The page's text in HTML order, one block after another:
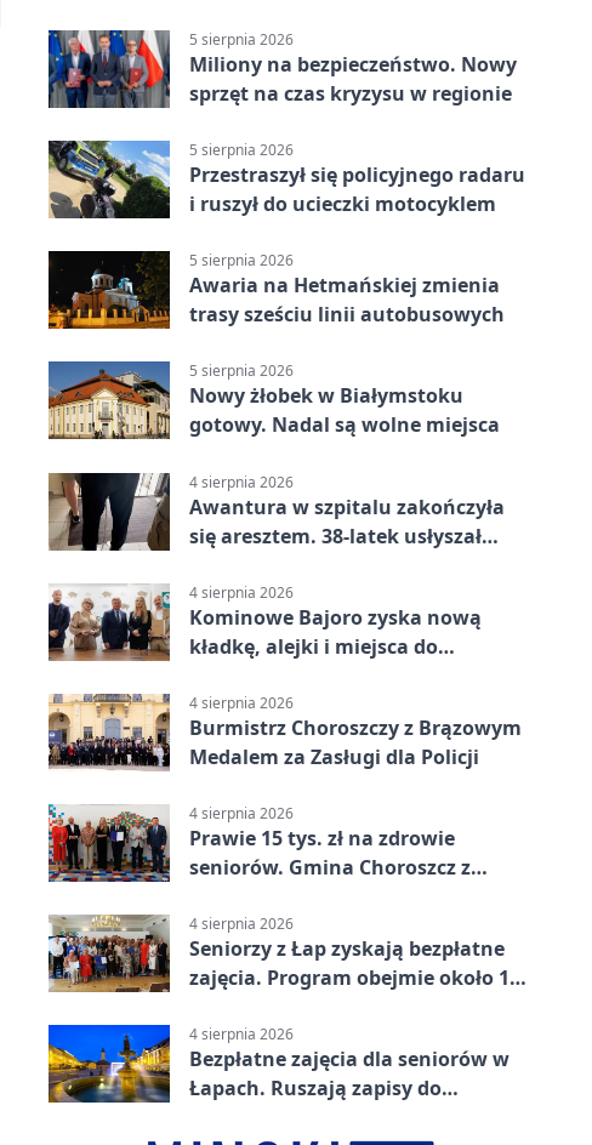
5 sierpnia 2026
Miliony na bezpieczeństwo. Nowy
sprzęt na czas kryzysu w regionie
5 sierpnia 2026
Przestraszył się policyjnego radaru
i ruszył do ucieczki motocyklem
5 sierpnia 2026
Awaria na Hetmańskiej zmienia
trasy sześciu linii autobusowych
5 sierpnia 2026
Nowy żłobek w Białymstoku
gotowy. Nadal są wolne miejsca
4 sierpnia 2026
Awantura w szpitalu zakończyła
się aresztem. 38-latek usłyszał
4 sierpnia 2026
Kominowe Bajoro zyska nową
kładkę, alejki i miejsca do
4 sierpnia 2026
Burmistrz Choroszczy z Brązowym
Medalem za Zasługi dla Policji
4 sierpnia 2026
Prawie 15 tys. zł na zdrowie
seniorów. Gmina Choroszcz z
4 sierpnia 2026
Seniorzy z Łap zyskają bezpłatne
zajęcia. Program obejmie około 120
4 sierpnia 2026
Bezpłatne zajęcia dla seniorów w
Łapach. Ruszają zapisy do